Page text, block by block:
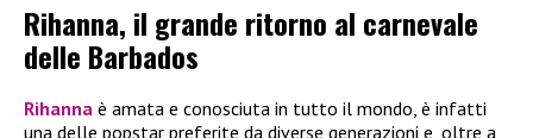
Rihanna, il grande ritorno al carnevale
delle Barbados
Rihanna è amata e conosciuta in tutto il mondo, è infatti
una delle popstar preferite da diverse generazioni e, oltre a